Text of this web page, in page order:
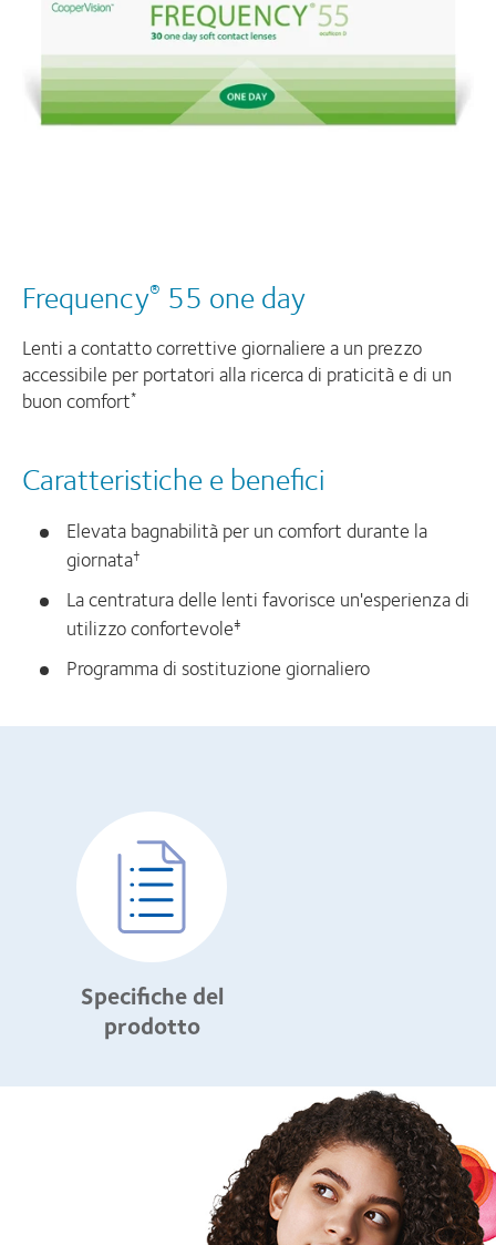
Frequency® 55 one day
Lenti a contatto correttive giornaliere a un prezzo
accessibile per portatori alla ricerca di praticità e di un
buon comfort*
Caratteristiche e benefici
Elevata bagnabilità per un comfort durante la
giornata†
La centratura delle lenti favorisce un'esperienza di
utilizzo confortevole‡
Programma di sostituzione giornaliero
Specifiche del
prodotto